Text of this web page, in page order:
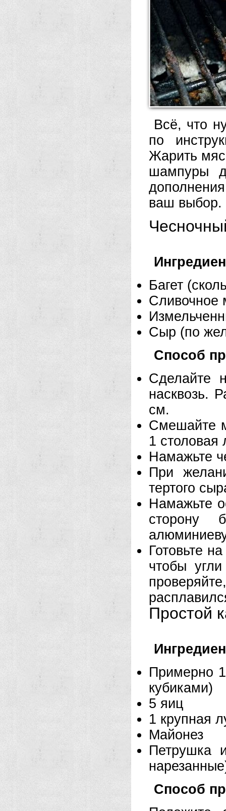
Всё, что
по
Жарить
шампуры
ваш выбор.
Багет
Сливочное
Сыр (по
Способ
Сделайте
насквозь.
см.
Смешайте
1 столовая
Намажьте
При
тертого
Намажьте
сторону
Готовьте
чтобы
Простой
Примерно
кубиками)
5 яиц
1 крупная
Майонез
Петрушка
Способ